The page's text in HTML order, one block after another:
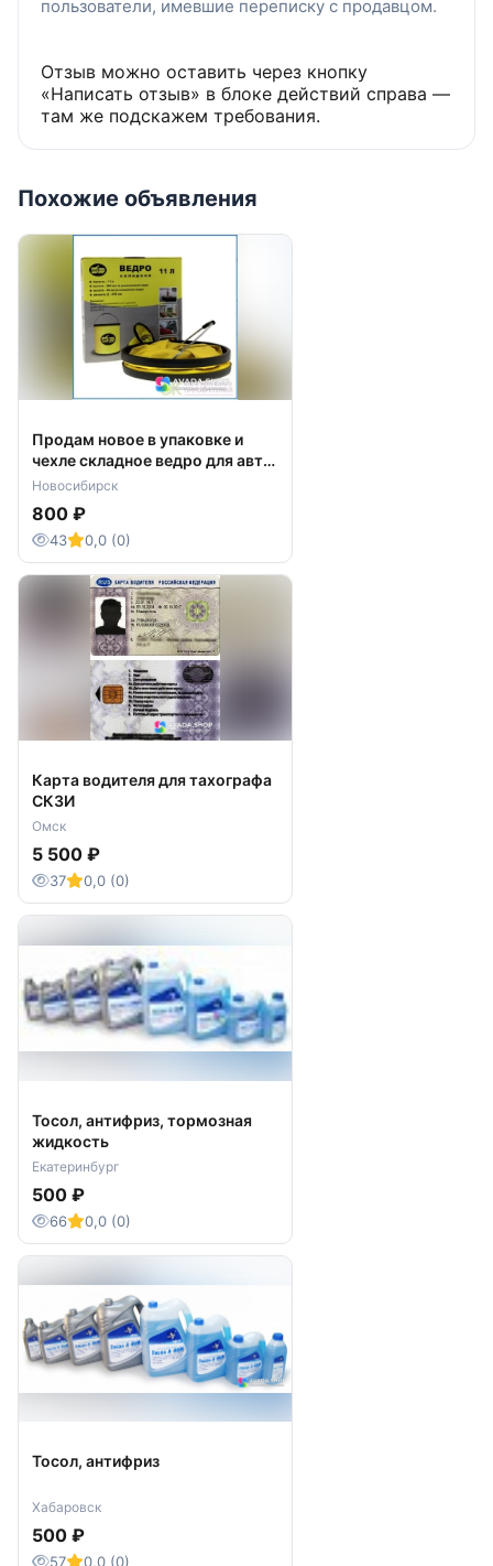
Тип
418 мм
Min рабочая высота
268 мм
Грузоподъемность
Вес нетто
Материал корпуса
металл
Диаметр опоры
85 мм
Количество в комплекте
2 шт
Длина рукояти
Тип привода
механический
Кейс
нет
г. Волгоград
пользователи, имевшие переписку с продавцом.
Отзыв можно оставить через кнопку
«Написать отзыв» в блоке действий справа —
там же подскажем требования.
Похожие объявления
Продам новое в упаковке и
чехле складное ведро для авто
11 литров
Новосибирск
800 ₽
43 0,0 (0)
Карта водителя для тахографа
СКЗИ
Омск
5 500 ₽
37 0,0 (0)
Тосол, антифриз, тормозная
жидкость
Екатеринбург
500 ₽
66 0,0 (0)
Тосол, антифриз
Хабаровск
500 ₽
57 0,0 (0)